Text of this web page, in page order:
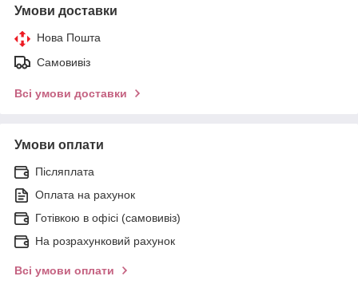
Умови доставки
Нова Пошта
Самовивіз
Всі умови доставки
Умови оплати
Післяплата
Оплата на рахунок
Готівкою в офісі (самовивіз)
На розрахунковий рахунок
Всі умови оплати